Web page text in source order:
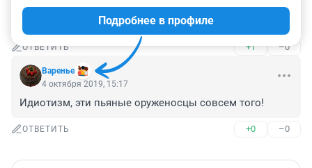
Необходимо запретить охоту вблизи городов. Вернуть
ОТВЕТИТЬ +1 –0
Варенье
Подробнее в профиле
4 октября 2019, 15:17
Идиотизм, эти пьяные оруженосцы совсем того!
ОТВЕТИТЬ +0 –0